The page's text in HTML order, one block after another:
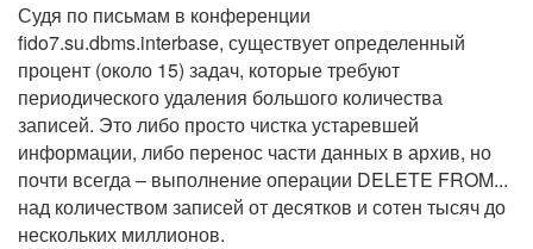
Судя по письмам в конференции
fido7.su.dbms.interbase, существует определенный
процент (около 15) задач, которые требуют
периодического удаления большого количества
записей. Это либо просто чистка устаревшей
информации, либо перенос части данных в архив, но
почти всегда – выполнение операции DELETE FROM...
над количеством записей от десятков и сотен тысяч до
нескольких миллионов.